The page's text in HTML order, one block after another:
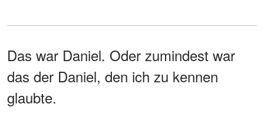
Das war Daniel. Oder zumindest war
das der Daniel, den ich zu kennen
glaubte.